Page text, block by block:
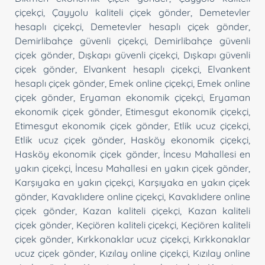
çiçekçi
Çayyolu kaliteli çiçek gönder
Demetevler
hesaplı çiçekçi
Demetevler hesaplı çiçek gönder
Demirlibahçe güvenli çiçekçi, Demirlibahçe güvenli
çiçek gönder, Dışkapı güvenli çiçekçi Dışkapı güvenli
çiçek gönder
Elvankent hesaplı çiçekçi, Elvankent
hesaplı çiçek gönder Emek online çiçekçi Emek online
çiçek gönder Eryaman ekonomik çiçekçi, Eryaman
ekonomik çiçek gönder, Etimesgut ekonomik çiçekçi
Etimesgut ekonomik çiçek gönder Etlik ucuz çiçekçi
Etlik ucuz çiçek gönder, Hasköy ekonomik çiçekçi
Hasköy ekonomik çiçek gönder, İncesu Mahallesi en
yakın çiçekçi İncesu Mahallesi en yakın çiçek gönder
Karşıyaka en yakın çiçekçi Karşıyaka en yakın çiçek
gönder Kavaklıdere online çiçekçi Kavaklıdere online
çiçek gönder, Kazan kaliteli çiçekçi
Kazan kaliteli
çiçek gönder, Keçiören kaliteli çiçekçi Keçiören kaliteli
çiçek gönder Kırkkonaklar ucuz çiçekçi, Kırkkonaklar
ucuz çiçek gönder Kızılay online çiçekçi Kızılay online